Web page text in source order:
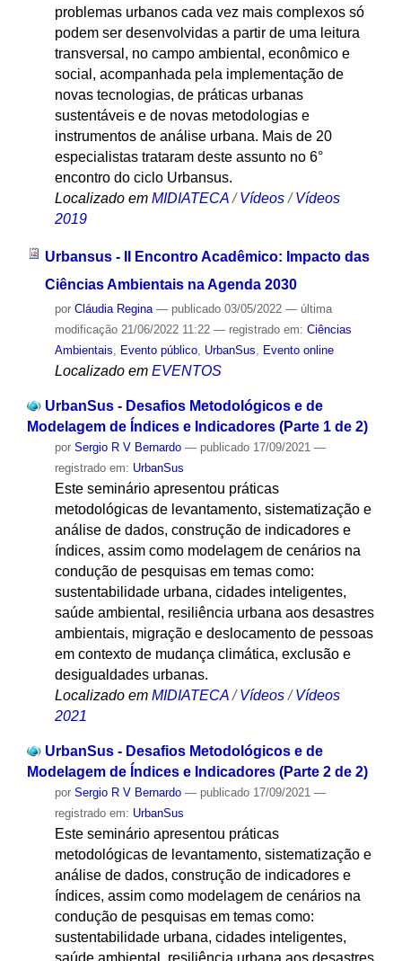
problemas urbanos cada vez mais complexos só
podem ser desenvolvidas a partir de uma leitura
transversal, no campo ambiental, econômico e
social, acompanhada pela implementação de
novas tecnologias, de práticas urbanas
sustentáveis e de novas metodologias e
instrumentos de análise urbana. Mais de 20
especialistas trataram deste assunto no 6°
encontro do ciclo Urbansus.
Localizado em MIDIATECA /Vídeos /Vídeos
2019
Urbansus - II Encontro Acadêmico: Impacto das
Ciências Ambientais na Agenda 2030
por Cláudia Regina — publicado03/05/2022 — última
modificação21/06/2022 11:22 — registrado em: Ciências
Ambientais, Evento público, UrbanSus, Evento online
Localizado em EVENTOS
UrbanSus - Desafios Metodológicos e de
Modelagem de Índices e Indicadores (Parte 1 de 2)
por Sergio R V Bernardo — publicado17/09/2021 —
registrado em: UrbanSus
Este seminário apresentou práticas
metodológicas de levantamento, sistematização e
análise de dados, construção de indicadores e
índices, assim como modelagem de cenários na
condução de pesquisas em temas como:
sustentabilidade urbana, cidades inteligentes,
saúde ambiental, resiliência urbana aos desastres
ambientais, migração e deslocamento de pessoas
em contexto de mudança climática, exclusão e
desigualdades urbanas.
Localizado em MIDIATECA /Vídeos /Vídeos
2021
UrbanSus - Desafios Metodológicos e de
Modelagem de Índices e Indicadores (Parte 2 de 2)
por Sergio R V Bernardo — publicado17/09/2021 —
registrado em: UrbanSus
Este seminário apresentou práticas
metodológicas de levantamento, sistematização e
análise de dados, construção de indicadores e
índices, assim como modelagem de cenários na
condução de pesquisas em temas como:
sustentabilidade urbana, cidades inteligentes,
saúde ambiental, resiliência urbana aos desastres